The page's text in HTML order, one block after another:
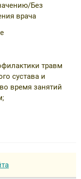
Без
врача
травм
сустава и
время занятий